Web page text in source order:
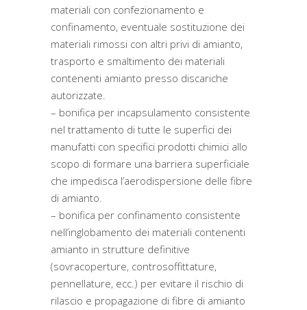
materiali con confezionamento e
confinamento, eventuale sostituzione dei
materiali rimossi con altri privi di amianto,
trasporto e smaltimento dei materiali
contenenti amianto presso discariche
autorizzate.
– bonifica per incapsulamento consistente
nel trattamento di tutte le superfici dei
manufatti con specifici prodotti chimici allo
scopo di formare una barriera superficiale
che impedisca l’aerodispersione delle fibre
di amianto.
– bonifica per confinamento consistente
nell’inglobamento dei materiali contenenti
amianto in strutture definitive
(sovracoperture, controsoffittature,
pennellature, ecc.) per evitare il rischio di
rilascio e propagazione di fibre di amianto